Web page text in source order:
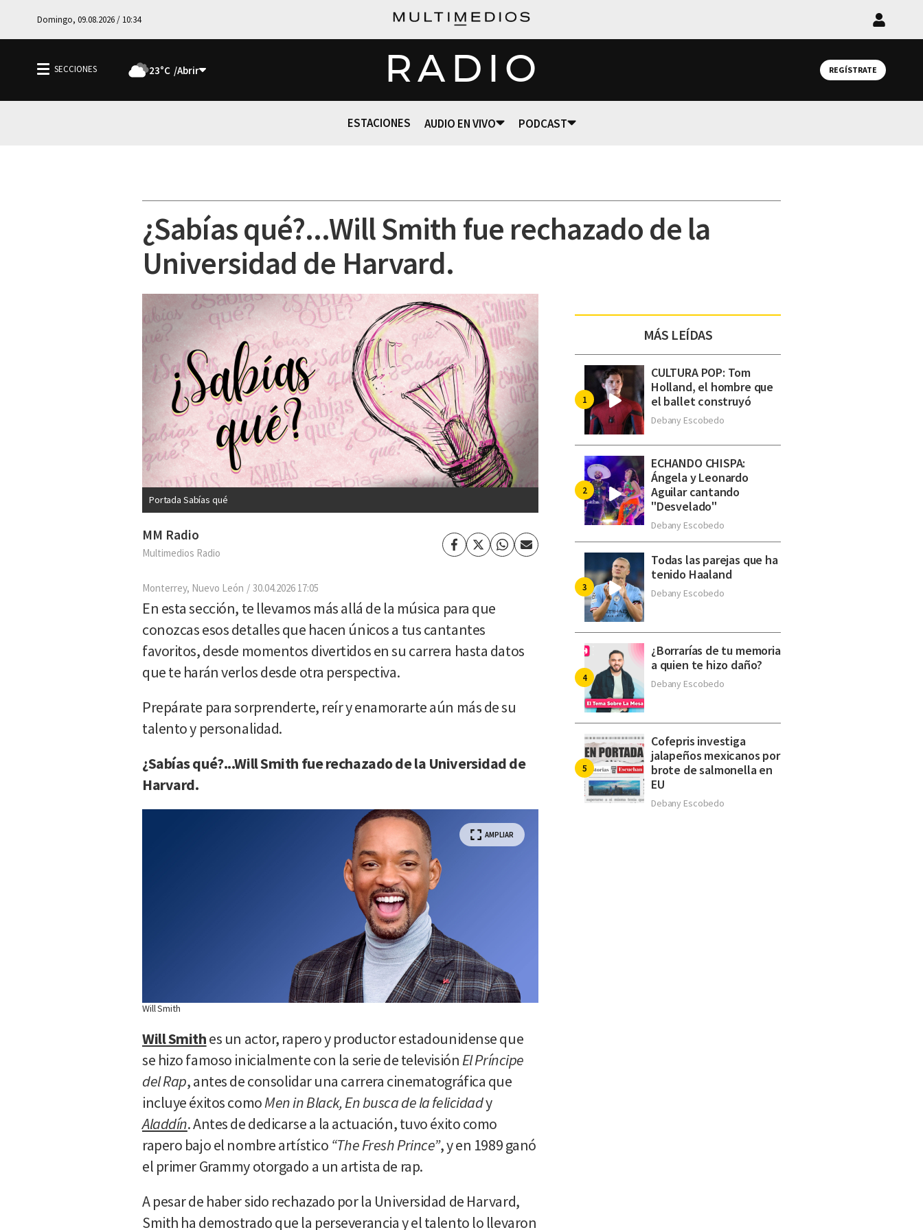
Domingo, 09.08.2026 / 10:34
Iniciar
23°C RADIO REGÍSTRATE
ESTACIONES AUDIO EN VIVO PODCAST
¿Sabías qué?...Will Smith fue rechazado de la
Universidad de Harvard.
Portada Sabías qué
MM Radio
Multimedios Radio Facebook
TwitterWhatsapp
Enviar
Monterrey, Nuevo León 30.04.2026 17:05
En esta sección, te llevamos más allá de la música para que
conozcas esos detalles que hacen únicos a tus cantantes
favoritos, desde momentos divertidos en su carrera hasta datos
que te harán verlos desde otra perspectiva.
Prepárate para sorprenderte, reír y enamorarte aún más de su
talento y personalidad.
¿Sabías qué?...Will Smith fue rechazado de la Universidad de
Harvard.
AMPLIAR
Will Smith
Will Smithes un actor, rapero y productor estadounidense que
se hizo famoso inicialmente con la serie de televisiónEl Príncipe
del Rap, antes de consolidar una carrera cinematográfica que
incluye éxitos comoMen in Black, En busca de la felicidady
Aladdín. Antes de dedicarse a la actuación, tuvo éxito como
rapero bajo el nombre artístico “The Fresh Prince”, y en 1989 ganó
el primer Grammy otorgado a un artista de rap.
A pesar de haber sido rechazado por la Universidad de Harvard,
Smith ha demostrado que la perseverancia y el talento lo llevaron
MÁS LEÍDAS
CULTURA POP: Tom
Holland, el hombre que
el ballet construyó
Debany Escobedo
ECHANDO CHISPA:
Ángela y Leonardo
Aguilar cantando
"Desvelado"
Debany Escobedo
Todas las parejas que ha
tenido Haaland
Debany Escobedo
¿Borrarías de tu memoria
a quien te hizo daño?
Debany Escobedo
Cofepris investiga
jalapeños mexicanos por
brote de salmonella en
EU
Debany Escobedo